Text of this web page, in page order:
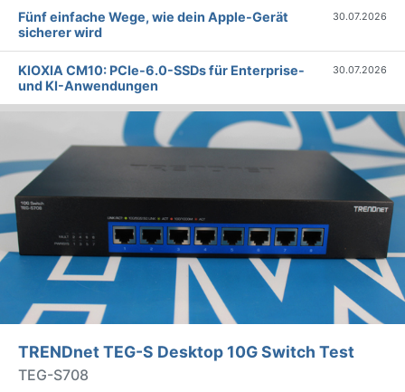
Fünf einfache Wege, wie dein Apple-Gerät
sicherer wird
30.07.2026
KIOXIA CM10: PCIe-6.0-SSDs für Enterprise-
und KI-Anwendungen
30.07.2026
TRENDnet TEG-S Desktop 10G Switch Test
TEG-S708